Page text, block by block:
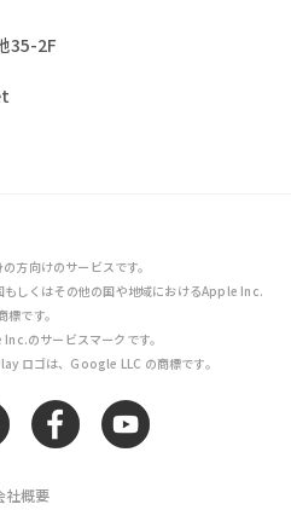
35-2F
方向けのサービスです。
しくはその他の国や地域におけるApple Inc.
標です。
のサービスマークです。
ロゴは、Google LLC の商標です。
社概要